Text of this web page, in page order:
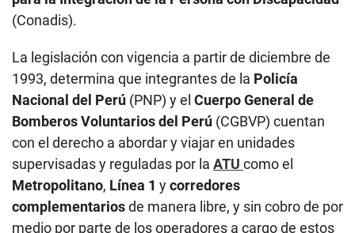
(Conadis).
La legislación con vigencia a partir de diciembre de
1993, determina que integrantes de la Policía
Nacional del Perú (PNP) y el Cuerpo General de
Bomberos Voluntarios del Perú (CGBVP) cuentan
con el derecho a abordar y viajar en unidades
supervisadas y reguladas por la ATU como el
Metropolitano, Línea 1 ycorredores
complementariosde manera libre, y sin cobro de por
medio por parte de los operadores a cargo de estos